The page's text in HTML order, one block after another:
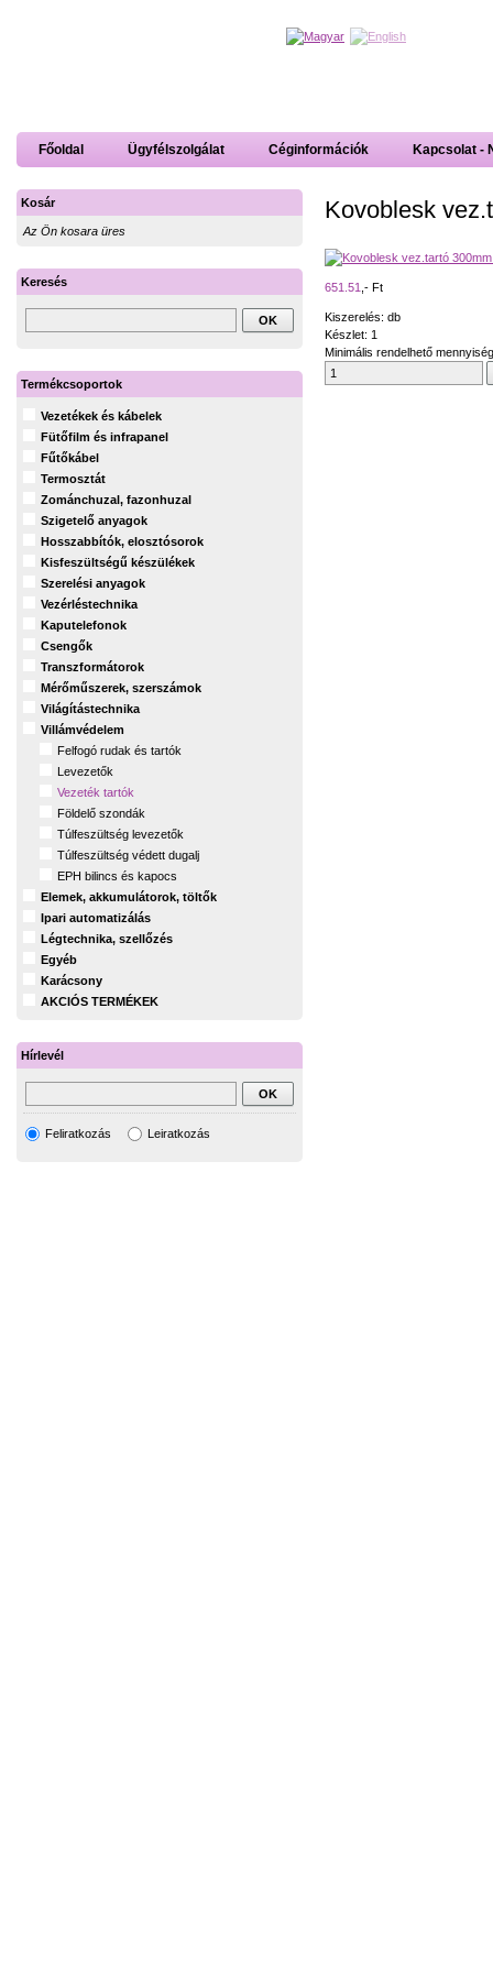
Főoldal Ügyfélszolgálat Céginformációk Kapcsolat -
Kovoblesk
651.51 ,- Ft
Kiszerelés: db
Készlet: 1
Minimális rendelhető
Kosár
Az Ön kosara üres
Keresés
Termékcsoportok
Vezetékek és kábelek
Fütőfilm és infrapanel
Fűtőkábel
Termosztát
Zománchuzal, fazonhuzal
Szigetelő anyagok
Hosszabbítók, elosztósorok
Kisfeszültségű készülékek
Szerelési anyagok
Vezérléstechnika
Kaputelefonok
Csengők
Transzformátorok
Mérőműszerek, szerszámok
Világítástechnika
Villámvédelem
Felfogó rudak és tartók
Levezetők
Vezeték tartók
Földelő szondák
Túlfeszültség levezetők
Túlfeszültség védett dugalj
EPH bilincs és kapocs
Elemek, akkumulátorok, töltők
Ipari automatizálás
Légtechnika, szellőzés
Egyéb
Karácsony
AKCIÓS TERMÉKEK
Hírlevél
Feliratkozás Leiratkozás